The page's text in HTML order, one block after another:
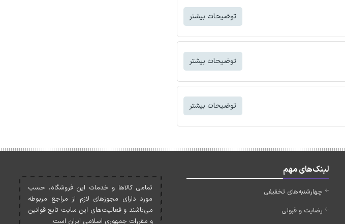
توضیحات بیشتر
توضیحات بیشتر
توضیحات بیشتر
لینک‌های مهم
چهارشنبه‌های تخفیفی
رضایت و قبولی
تمامی کالاها و خدمات اين فروشگاه، حسب
مورد دارای مجوزهای لازم از مراجع مربوطه
می‌باشند و فعاليت‌های اين سايت تابع قوانين
و مقررات جمهوری اسلامی ايران است.